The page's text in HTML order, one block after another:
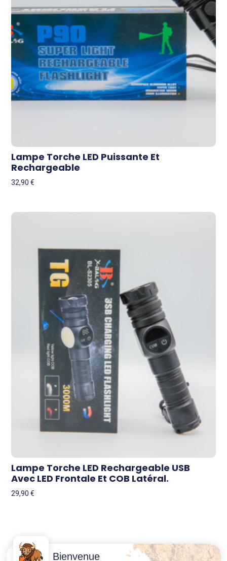
Lampe Torche LED Puissante Et
Rechargeable
32,90€
Lampe Torche LED Rechargeable USB
Avec LED Frontale Et COB Latéral.
29,90€
Conditions
Contactez-
Bienvenue